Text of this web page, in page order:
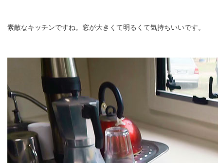
素敵なキッチンですね。窓が大きくて明るくて気持ちいいです。